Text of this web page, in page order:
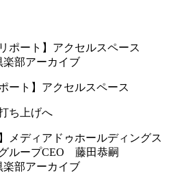
楽部アーカイブ
ート】アクセルスペース
ち上げへ
楽部アーカイブ